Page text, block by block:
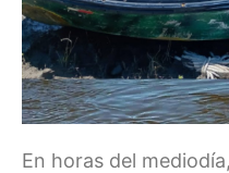
En horas del